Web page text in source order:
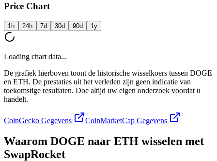
Price Chart
1h 24h 7d 30d 90d 1y
Loading chart data...
De grafiek hierboven toont de historische wisselkoers tussen DOGE
en ETH. De prestaties uit het verleden zijn geen indicatie van
toekomstige resultaten. Doe altijd uw eigen onderzoek voordat u
handelt.
CoinGecko Gegevens CoinMarketCap Gegevens
Waarom DOGE naar ETH wisselen met
SwapRocket